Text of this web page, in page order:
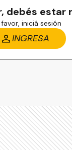
debés estar
iniciá sesión
INGRESA